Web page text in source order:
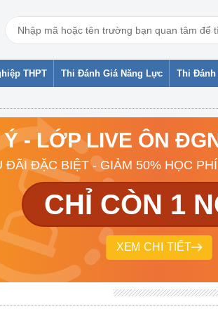
THPT Thi Đánh Giá Năng Lực Thi Đánh
Ý - LỚP LIVE ÔN
ĐÃI ĐẶC BIỆT - GIẢM 50% HỌC
CHỈ CÒN 1
XEM CHI TIẾT